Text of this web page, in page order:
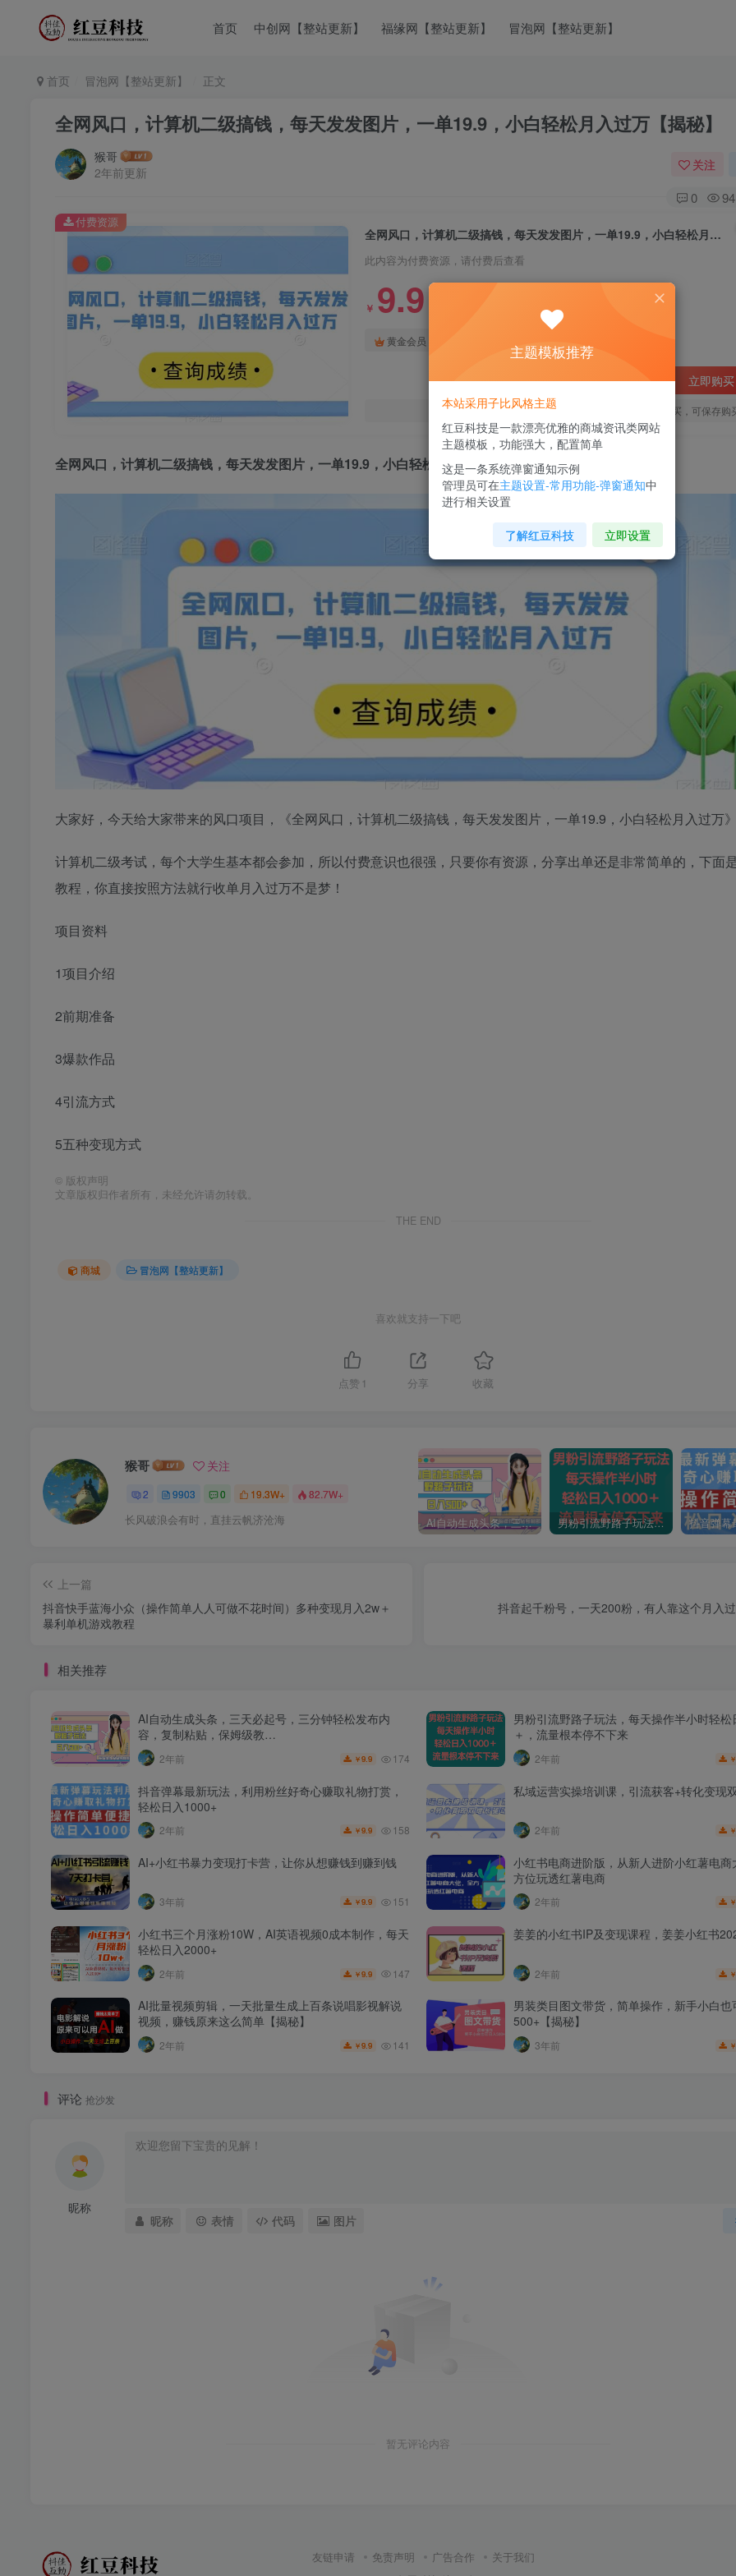
首页 中创网【整站更新】 福缘网【整站更新】 冒泡网【整站更新】
首页 冒泡网【整站更新】 正文
全网风口，计算机二级搞钱，每天发发图片，一单19.9，小白轻松月入过万【揭秘】
猴哥
2年前更新
关注
0 94
全网风口，计算机二级搞钱，每天发发图片，一单19.9，小白轻松月入过万【揭秘】
此内容为付费资源，请付费后查看
￥ 9.9
黄金会员
立即购买
您当前未登录！建议登陆后购买，可保存购
付费资源
全网风口，计算机二级搞钱，每天发发图片，一单19.9，小白轻松月入过万【揭秘】
大家好，今天给大家带来的风口项目，《全网风口，计算机二级搞钱，每天发发图片，一单19.9，小白轻松月入过万
计算机二级考试，每个大学生基本都会参加，所以付费意识也很强，只要你有资源，分享出单还是非常简单的，下面
教程，你直接按照方法就行收单月入过万不是梦！
项目资料
1项目介绍
2前期准备
3爆款作品
4引流方式
5五种变现方式
© 版权声明
文章版权归作者所有，未经允许请勿转载。
THE END
商城 冒泡网【整站更新】
喜欢就支持一下吧
点赞 1 分享 收藏
猴哥 关注
2 9903 0 19.3W+ 82.7W+
长风破浪会有时，直挂云帆济沧海 AI自动生成头条，三天必起号，三分钟轻松发布内容，复制粘贴，保姆级教… 男粉引流野路子玩法，每天操作半小时轻松日入1000＋，流量根本停不下来
上一篇
抖音快手蓝海小众（操作简单人人可做不花时间）多种变现月入2w＋
暴利单机游戏教程
抖音起千粉号，一天200粉，有人靠这个月入
相关推荐
AI自动生成头条，三天必起号，三分钟轻松发布内
容，复制粘贴，保姆级教…
2年前 ￥9.9 174
男粉引流野路子玩法，每天操作半小时轻
＋，流量根本停不下来
2年前 ￥
抖音弹幕最新玩法，利用粉丝好奇心赚取礼物打赏，
轻松日入1000+
2年前 ￥9.9 158
私域运营实操培训课，引流获客+转化变现
2年前 ￥
AI+小红书暴力变现打卡营，让你从想赚钱到赚到钱
3年前 ￥9.9 151
小红书电商进阶版，从新人进阶小红薯电商
方位玩透红薯电商
2年前 ￥
小红书三个月涨粉10W，AI英语视频0成本制作，每天
轻松日入2000+
2年前 ￥9.9 147
姜姜的小红书IP及变现课程，姜姜小红书
2年前 ￥
AI批量视频剪辑，一天批量生成上百条说唱影视解说
视频，赚钱原来这么简单【揭秘】
2年前 ￥9.9 141
男装类目图文带货，简单操作，新手小白也
500+【揭秘】
3年前 ￥
评论 抢沙发
昵称
昵称 表情 代码 图片
暂无评论内容
友链申请 免责声明 广告合作 关于我们
主题模板推荐
本站采用子比风格主题
红豆科技是一款漂亮优雅的商城资讯类网站
主题模板，功能强大，配置简单
这是一条系统弹窗通知示例
管理员可在主题设置-常用功能-弹窗通知中
进行相关设置
了解红豆科技 立即设置